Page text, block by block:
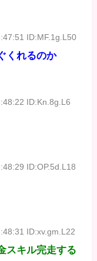
ID:MF.1g.L50
くれるのか
ID:Kn.8g.L6
ID:OP.5d.L18
ID:xv.gm.L22
スキル完走する